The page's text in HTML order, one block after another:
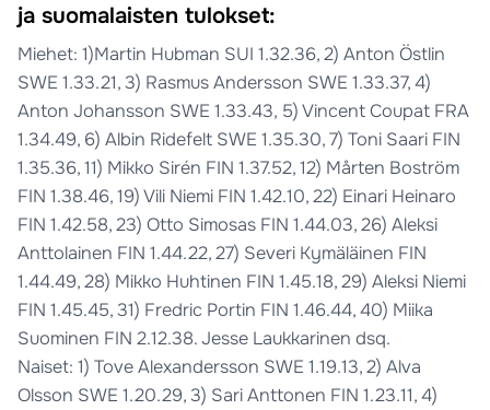
ja suomalaisten tulokset:
Miehet: 1)Martin Hubman SUI 1.32.36, 2) Anton Östlin
SWE 1.33.21, 3) Rasmus Andersson SWE 1.33.37, 4)
Anton Johansson SWE 1.33.43, 5) Vincent Coupat FRA
1.34.49, 6) Albin Ridefelt SWE 1.35.30, 7) Toni Saari FIN
1.35.36, 11) Mikko Sirén FIN 1.37.52, 12) Mårten Boström
FIN 1.38.46, 19) Vili Niemi FIN 1.42.10, 22) Einari Heinaro
FIN 1.42.58, 23) Otto Simosas FIN 1.44.03, 26) Aleksi
Anttolainen FIN 1.44.22, 27) Severi Kymäläinen FIN
1.44.49, 28) Mikko Huhtinen FIN 1.45.18, 29) Aleksi Niemi
FIN 1.45.45, 31) Fredric Portin FIN 1.46.44, 40) Miika
Suominen FIN 2.12.38. Jesse Laukkarinen dsq.
Naiset: 1) Tove Alexandersson SWE 1.19.13, 2) Alva
Olsson SWE 1.20.29, 3) Sari Anttonen FIN 1.23.11, 4)